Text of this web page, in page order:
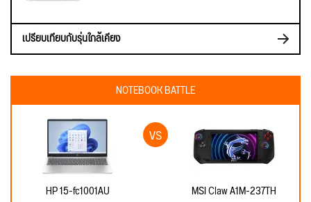
เปรียบเทียบกับรุ่นใกล้เคียง
NOTEBOOK BATTLE
HP 15-fc1001AU MSI Claw A1M-237TH